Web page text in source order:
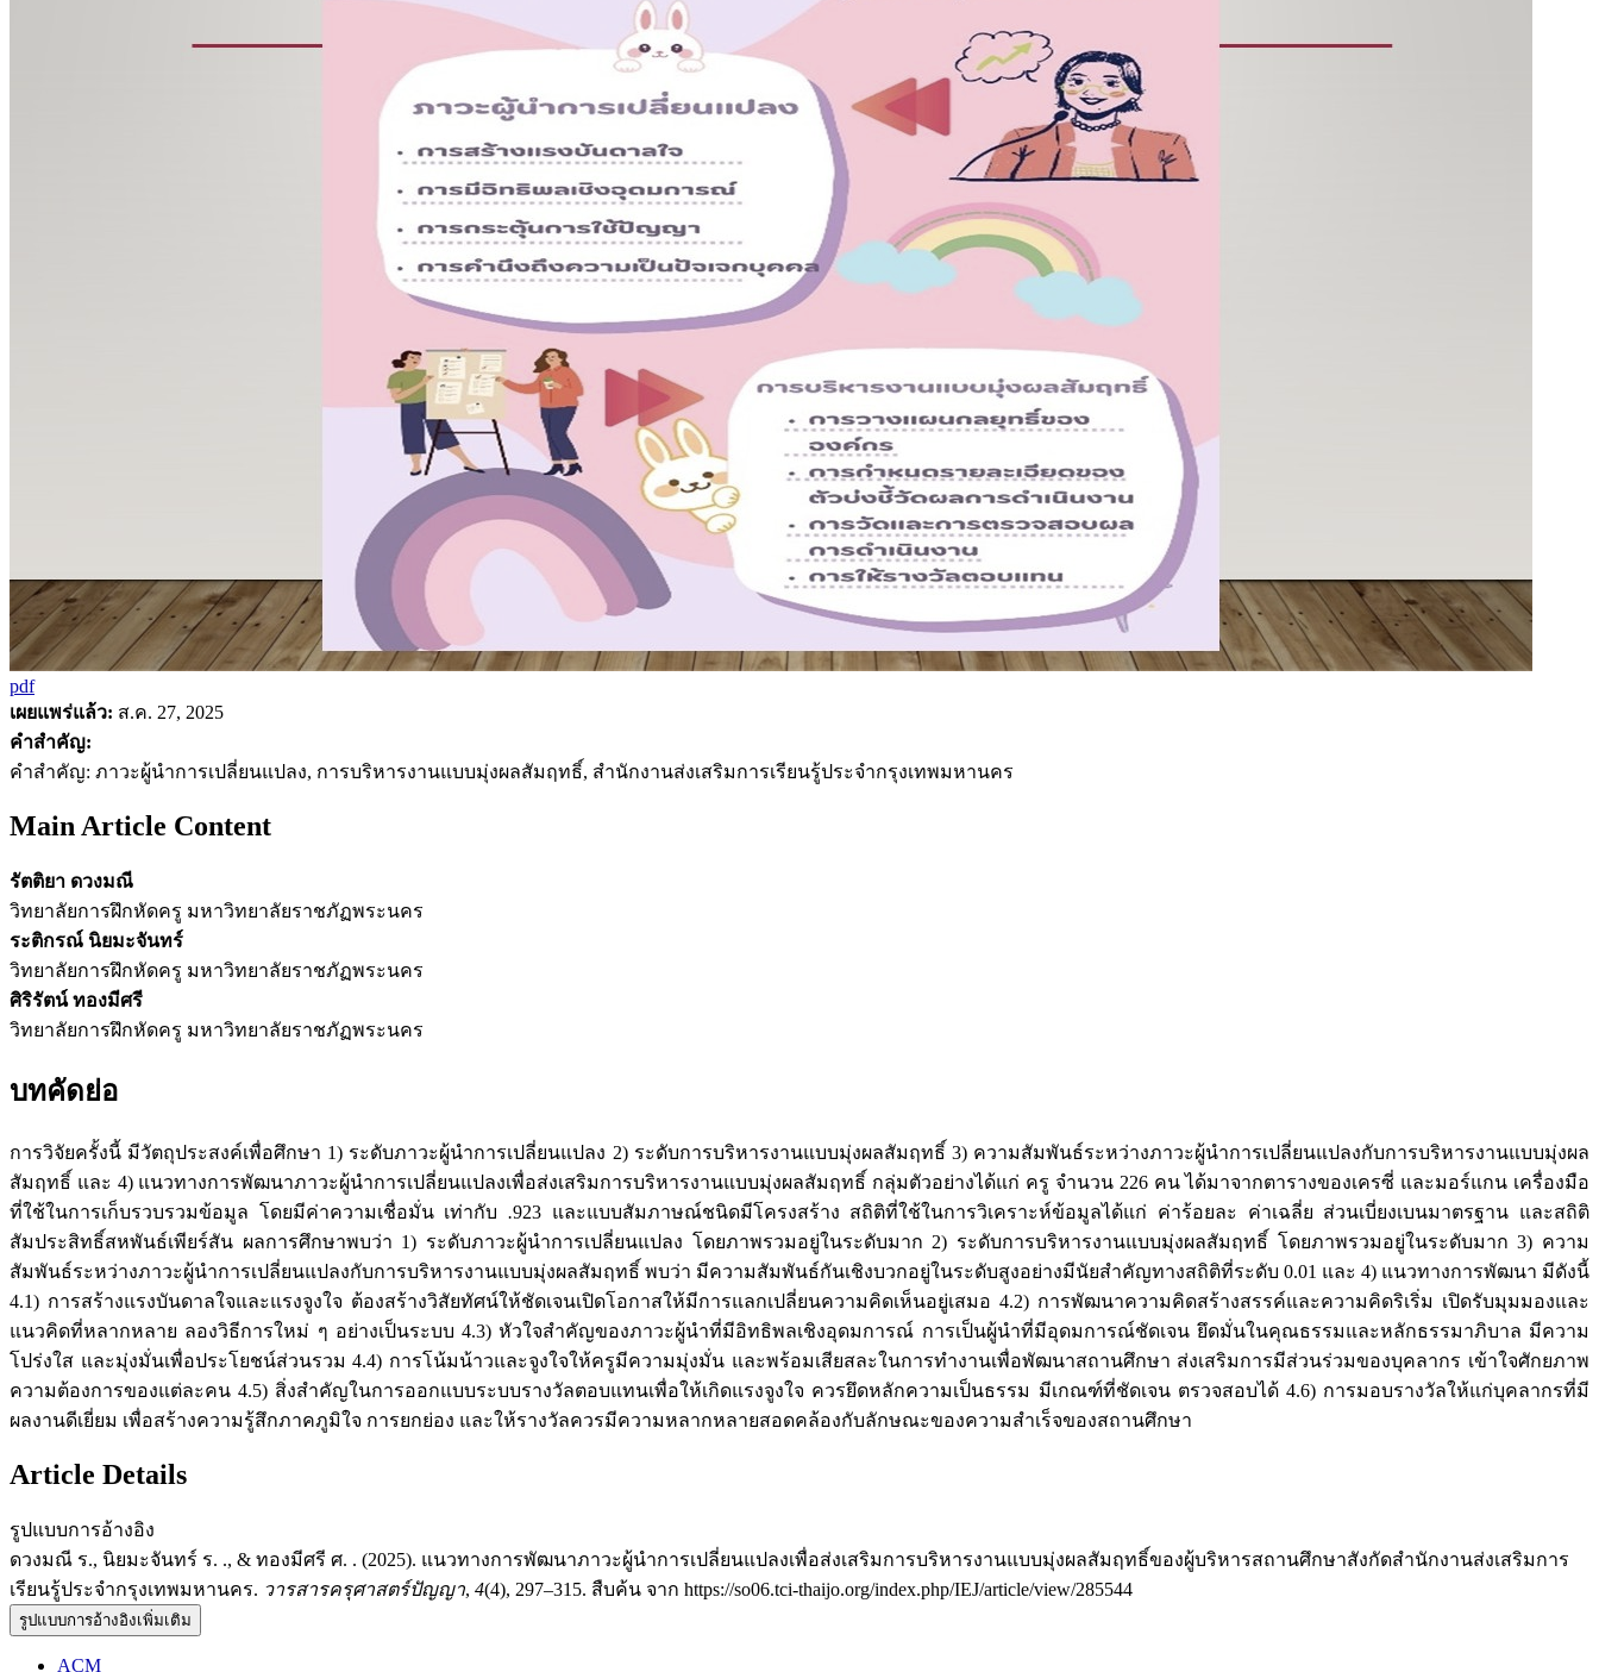
pdf
เผยแพร่แล้ว: ส.ค. 27, 2025
คำสำคัญ:
คำสำคัญ: ภาวะผู้นำการเปลี่ยนแปลง, การบริหารงานแบบมุ่งผลสัมฤทธิ์, สำนักงานส่งเสริมการเรียนรู้ประจำกรุงเทพมหานคร
Main Article Content
รัตติยา ดวงมณี
วิทยาลัยการฝึกหัดครู มหาวิทยาลัยราชภัฏพระนคร
ระติกรณ์ นิยมะจันทร์
วิทยาลัยการฝึกหัดครู มหาวิทยาลัยราชภัฏพระนคร
ศิริรัตน์ ทองมีศรี
วิทยาลัยการฝึกหัดครู มหาวิทยาลัยราชภัฏพระนคร
บทคัดย่อ
การวิจัยครั้งนี้ มีวัตถุประสงค์เพื่อศึกษา 1) ระดับภาวะผู้นำการเปลี่ยนแปลง 2) ระดับการบริหารงานแบบมุ่งผลสัมฤทธิ์ 3) ความสัมพันธ์ระหว่างภาวะผู้นำการเปลี่ยนแปลงกับการบริหารงานแบบมุ่งผล
สัมฤทธิ์ และ 4) แนวทางการพัฒนาภาวะผู้นำการเปลี่ยนแปลงเพื่อส่งเสริมการบริหารงานแบบมุ่งผลสัมฤทธิ์ กลุ่มตัวอย่างได้แก่ ครู จำนวน 226 คน ได้มาจากตารางของเครซี่ และมอร์แกน เครื่องมือ
ที่ใช้ในการเก็บรวบรวมข้อมูล โดยมีค่าความเชื่อมั่น เท่ากับ .923 และแบบสัมภาษณ์ชนิดมีโครงสร้าง สถิติที่ใช้ในการวิเคราะห์ข้อมูลได้แก่ ค่าร้อยละ ค่าเฉลี่ย ส่วนเบี่ยงเบนมาตรฐาน และสถิติ
สัมประสิทธิ์สหพันธ์เพียร์สัน ผลการศึกษาพบว่า 1) ระดับภาวะผู้นำการเปลี่ยนแปลง โดยภาพรวมอยู่ในระดับมาก 2) ระดับการบริหารงานแบบมุ่งผลสัมฤทธิ์ โดยภาพรวมอยู่ในระดับมาก 3) ความ
สัมพันธ์ระหว่างภาวะผู้นำการเปลี่ยนแปลงกับการบริหารงานแบบมุ่งผลสัมฤทธิ์ พบว่า มีความสัมพันธ์กันเชิงบวกอยู่ในระดับสูงอย่างมีนัยสำคัญทางสถิติที่ระดับ 0.01 และ 4) แนวทางการพัฒนา มีดังนี้
4.1) การสร้างแรงบันดาลใจและแรงจูงใจ ต้องสร้างวิสัยทัศน์ให้ชัดเจนเปิดโอกาสให้มีการแลกเปลี่ยนความคิดเห็นอยู่เสมอ 4.2) การพัฒนาความคิดสร้างสรรค์และความคิดริเริ่ม เปิดรับมุมมองและ
แนวคิดที่หลากหลาย ลองวิธีการใหม่ ๆ อย่างเป็นระบบ 4.3) หัวใจสำคัญของภาวะผู้นำที่มีอิทธิพลเชิงอุดมการณ์ การเป็นผู้นำที่มีอุดมการณ์ชัดเจน ยึดมั่นในคุณธรรมและหลักธรรมาภิบาล มีความ
โปร่งใส และมุ่งมั่นเพื่อประโยชน์ส่วนรวม 4.4) การโน้มน้าวและจูงใจให้ครูมีความมุ่งมั่น และพร้อมเสียสละในการทำงานเพื่อพัฒนาสถานศึกษา ส่งเสริมการมีส่วนร่วมของบุคลากร เข้าใจศักยภาพ
ความต้องการของแต่ละคน 4.5) สิ่งสำคัญในการออกแบบระบบรางวัลตอบแทนเพื่อให้เกิดแรงจูงใจ ควรยึดหลักความเป็นธรรม มีเกณฑ์ที่ชัดเจน ตรวจสอบได้ 4.6) การมอบรางวัลให้แก่บุคลากรที่มี
ผลงานดีเยี่ยม เพื่อสร้างความรู้สึกภาคภูมิใจ การยกย่อง และให้รางวัลควรมีความหลากหลายสอดคล้องกับลักษณะของความสำเร็จของสถานศึกษา
Article Details
รูปแบบการอ้างอิง
ดวงมณี ร., นิยมะจันทร์ ร. ., & ทองมีศรี ศ. . (2025). แนวทางการพัฒนาภาวะผู้นำการเปลี่ยนแปลงเพื่อส่งเสริมการบริหารงานแบบมุ่งผลสัมฤทธิ์ของผู้บริหารสถานศึกษาสังกัดสำนักงานส่งเสริมการ
เรียนรู้ประจำกรุงเทพมหานคร. วารสารครุศาสตร์ปัญญา, 4(4), 297–315. สืบค้น จาก https://so06.tci-thaijo.org/index.php/IEJ/article/view/285544
รูปแบบการอ้างอิงเพิ่มเติม
ACM